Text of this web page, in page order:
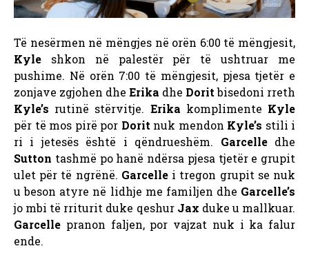
Të nesërmen në mëngjes në orën 6:00 të mëngjesit,
Kyle shkon në palestër për të ushtruar me
pushime. Në orën 7:00 të mëngjesit, pjesa tjetër e
zonjave zgjohen dhe Erika dhe Doritbisedoni rreth
Kyle’s rutinë stërvitje. Erika komplimente Kyle
për të mos pirë por Dorit nuk mendon Kyle’s stili i
ri i jetesës është i qëndrueshëm. Garcelledhe
Sutton tashmë po hanë ndërsa pjesa tjetër e grupit
ulet për të ngrënë. Garcellei tregon grupit se nuk
u beson atyre në lidhje me familjen dhe Garcelle’s
jo mbi të rriturit duke qeshur Jax duke u mallkuar.
Garcelle pranon faljen, por vajzat nuk i ka falur
ende.